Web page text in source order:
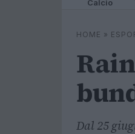
Calcio
HOME »
Dal 25